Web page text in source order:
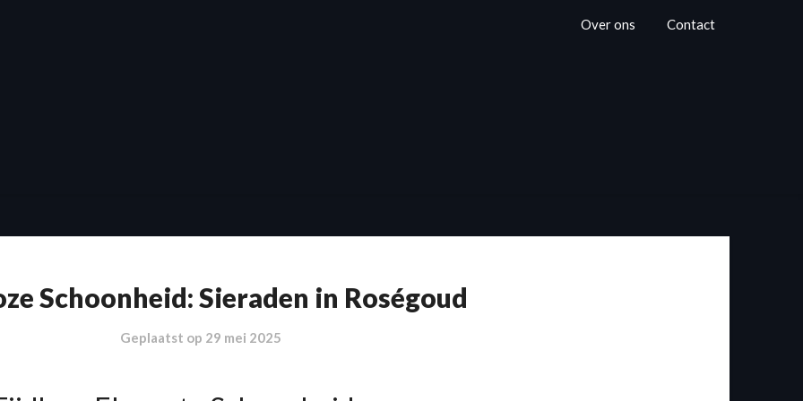
Over ons Contact
Schoonheid: Sieraden in Roségoud
Geplaatst op 29 mei 2025